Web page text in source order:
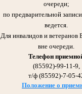
Участник
нарсудья Тумутукского(ныне
медалями «За
«За доблестный труд в
очереди;
по предварительной
ведется.
Для инвалидов и
вне очереди.
Телефон
(85592)-99-11-9,
т/ф (85592)-7-05-
Положение о